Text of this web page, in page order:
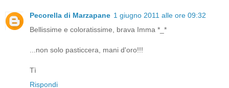
Pecorella di Marzapane 1 giugno 2011 alle ore 09:32
Bellissime e coloratissime, brava Imma *_*
...non solo pasticcera, mani d'oro!!!
Tì
Rispondi